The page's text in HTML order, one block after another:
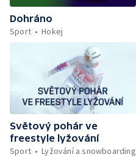
Dohráno
Sport
Hokej
Světový pohár ve
freestyle lyžování
Sport
Lyžování a snowboarding